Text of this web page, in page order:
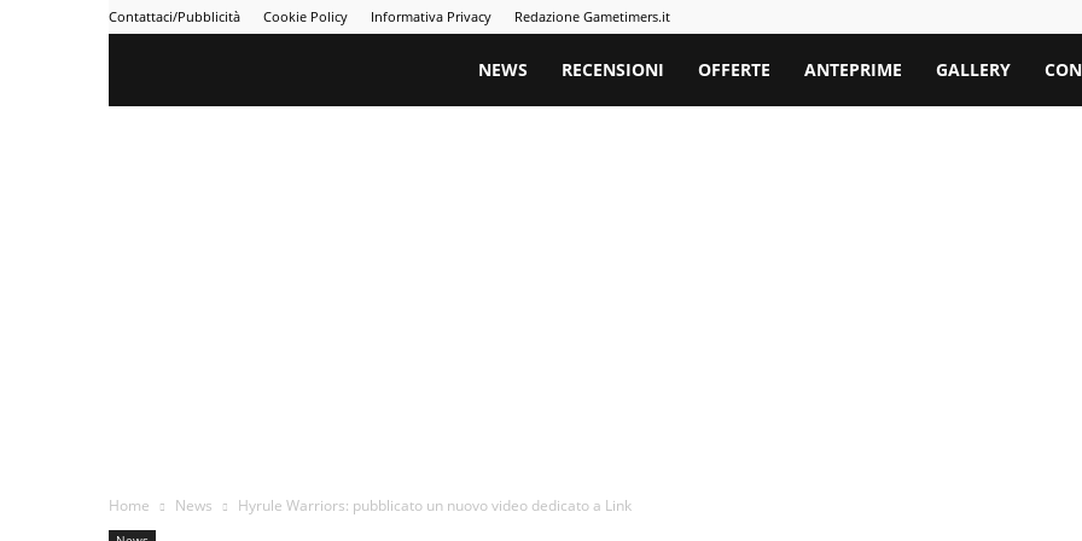
Contattaci/Pubblicità Cookie Policy Informativa Privacy Redazione Gametimers.it
Gametimers
NEWS RECENSIONI OFFERTE ANTEPRIME GALLERY
Home News Hyrule Warriors: pubblicato un nuovo video dedicato a Link